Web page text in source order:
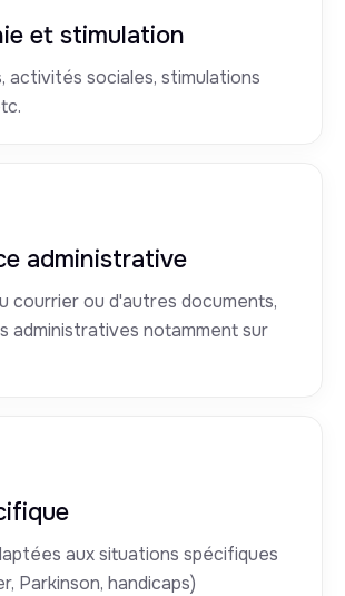
et stimulation
activités sociales, stimulations
administrative
courrier ou d'autres documents,
administratives notamment sur
aux situations spécifiques
Parkinson, handicaps)